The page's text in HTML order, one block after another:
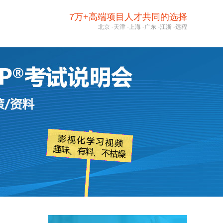
7万+高端项目人才共同的选择
北京 -天津 - 上海 -广东 -江浙 -远程